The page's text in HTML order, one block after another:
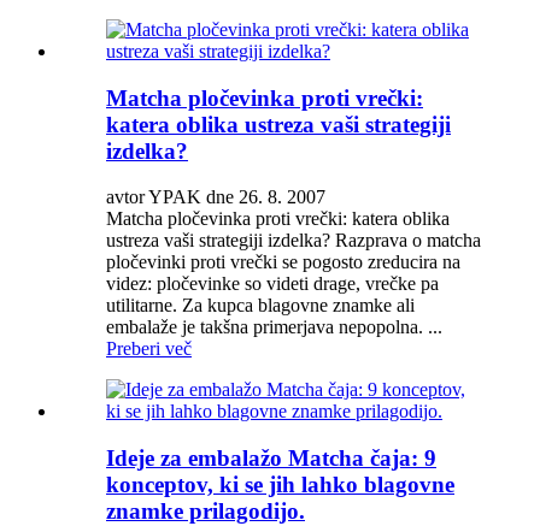
Matcha pločevinka proti vrečki:
katera oblika ustreza vaši strategiji
izdelka?
avtor YPAK dne 26. 8. 2007
Matcha pločevinka proti vrečki: katera oblika
ustreza vaši strategiji izdelka? Razprava o matcha
pločevinki proti vrečki se pogosto zreducira na
videz: pločevinke so videti drage, vrečke pa
utilitarne. Za kupca blagovne znamke ali
embalaže je takšna primerjava nepopolna. ...
Preberi več
Ideje za embalažo Matcha čaja: 9
konceptov, ki se jih lahko blagovne
znamke prilagodijo.